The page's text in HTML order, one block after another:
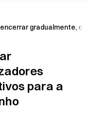
encerrar gradualmente,
para a